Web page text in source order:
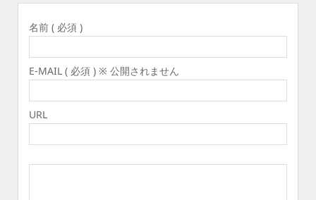
名前 ( 必須 )
E-MAIL ( 必須 ) ※ 公開されません
URL